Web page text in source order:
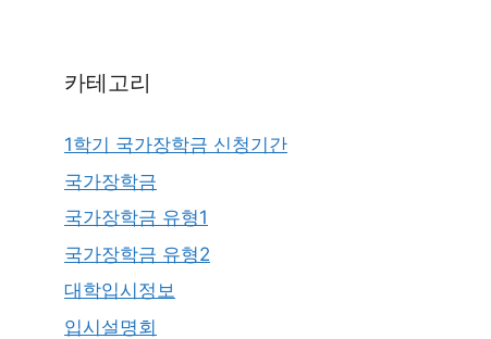
카테고리
1학기 국가장학금 신청기간
국가장학금
국가장학금 유형1
국가장학금 유형2
대학입시정보
입시설명회